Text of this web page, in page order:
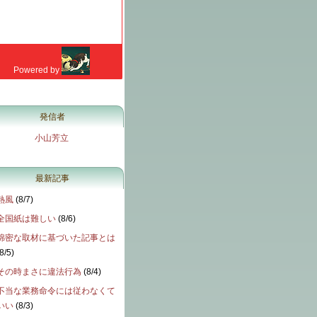
発信者
小山芳立
最新記事
風 (8/7)
国紙は難しい (8/6)
密な取材に基づいた記事とは
8/5)
の時まさに違法行為 (8/4)
当な業務命令には従わなくて
い (8/3)